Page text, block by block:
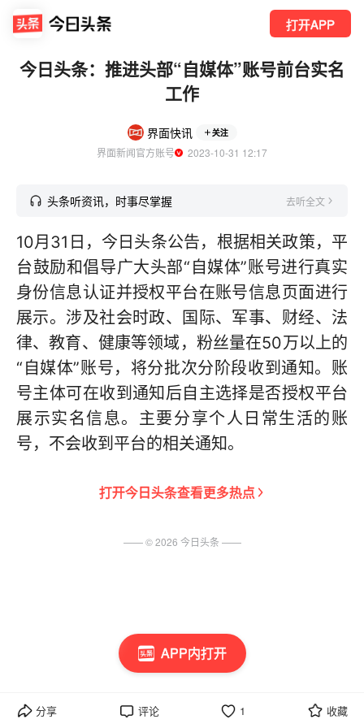
打开APP
APP内打开
今日头条：推进头部“自媒体”账号前台实名
工作
界面快讯 关注
界面新闻官方账号
  2023-10-31 12:17
头条听资讯，时事尽掌握 去听全文
10月31日，今日头条公告，根据相关政策，平
台鼓励和倡导广大头部“自媒体”账号进行真实
身份信息认证并授权平台在账号信息页面进行
展示。涉及社会时政、国际、军事、财经、法
律、教育、健康等领域，粉丝量在50万以上的
“自媒体”账号，将分批次分阶段收到通知。账
号主体可在收到通知后自主选择是否授权平台
展示实名信息。主要分享个人日常生活的账
号，不会收到平台的相关通知。
打开今日头条查看更多热点
分享 评论 1 收藏
—— ©2026 今日头条 ——